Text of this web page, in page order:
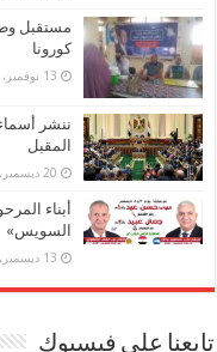
مستقبل
كورونا
13 نوفمبر، 2021
المقبل
20 ديسمبر، 2020
أبناء
السويس»
13 ديسمبر، 2020
تابعنا على فيسبوك